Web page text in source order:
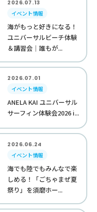
2026.07.13
イベント情報
海がもっと好きになる！
ユニバーサルビーチ体験
＆講習会｜誰もが...
2026.07.01
イベント情報
ANELA KAI ユニバーサル
サーフィン体験会2026 i...
2026.06.24
イベント情報
海でも陸でもみんなで楽
しめる！「ごちゃまぜ夏
祭り」を須磨ホー...